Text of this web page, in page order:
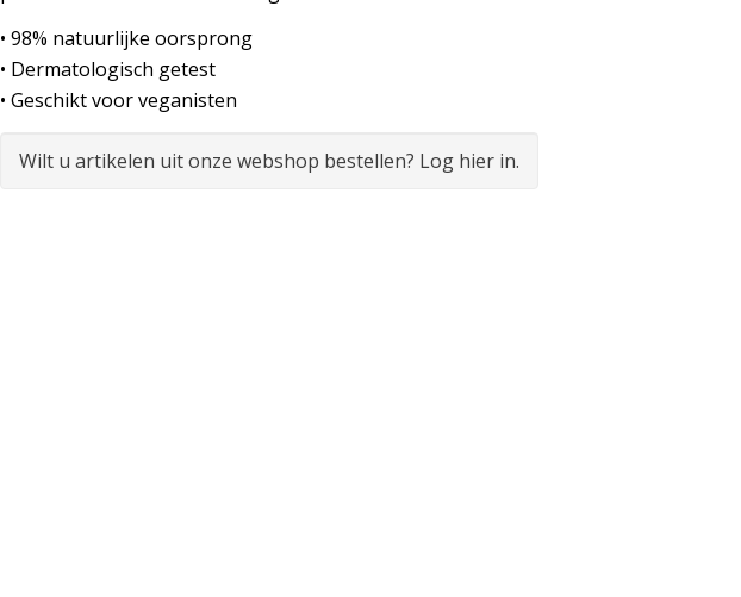
• 98% natuurlijke oorsprong
• Dermatologisch getest
• Geschikt voor veganisten
Wilt u artikelen uit onze webshop bestellen? Log hier in.